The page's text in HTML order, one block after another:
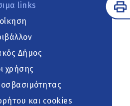
links
Δήμος
χρήσης
και cookies